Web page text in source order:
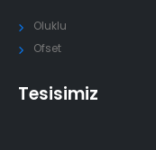
Oluklu
Ofset
Tesisimiz